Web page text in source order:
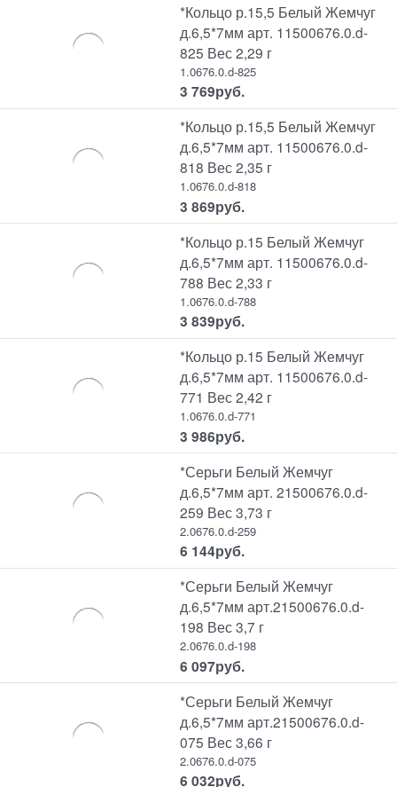
*Кольцо р.15,5 Белый Жемчуг
д.6,5*7мм арт. 11500676.0.d-
825 Вес 2,29 г
1.0676.0.d-825
3 769руб.
*Кольцо р.15,5 Белый Жемчуг
д.6,5*7мм арт. 11500676.0.d-
818 Вес 2,35 г
1.0676.0.d-818
3 869руб.
*Кольцо р.15 Белый Жемчуг
д.6,5*7мм арт. 11500676.0.d-
788 Вес 2,33 г
1.0676.0.d-788
3 839руб.
*Кольцо р.15 Белый Жемчуг
д.6,5*7мм арт. 11500676.0.d-
771 Вес 2,42 г
1.0676.0.d-771
3 986руб.
*Серьги Белый Жемчуг
д.6,5*7мм арт. 21500676.0.d-
259 Вес 3,73 г
2.0676.0.d-259
6 144руб.
*Серьги Белый Жемчуг
д.6,5*7мм арт.21500676.0.d-
198 Вес 3,7 г
2.0676.0.d-198
6 097руб.
*Серьги Белый Жемчуг
д.6,5*7мм арт.21500676.0.d-
075 Вес 3,66 г
2.0676.0.d-075
6 032руб.